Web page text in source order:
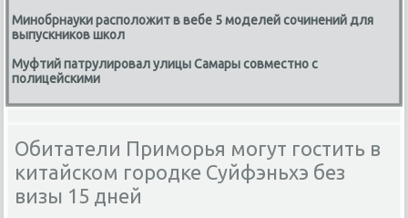
Минобрнауки расположит в вебе 5 моделей сочинений для
выпускников школ
Муфтий патрулировал улицы Самары совместно с
полицейскими
Обитатели Приморья могут гостить в
китайском городке Суйфэньхэ без
визы 15 дней